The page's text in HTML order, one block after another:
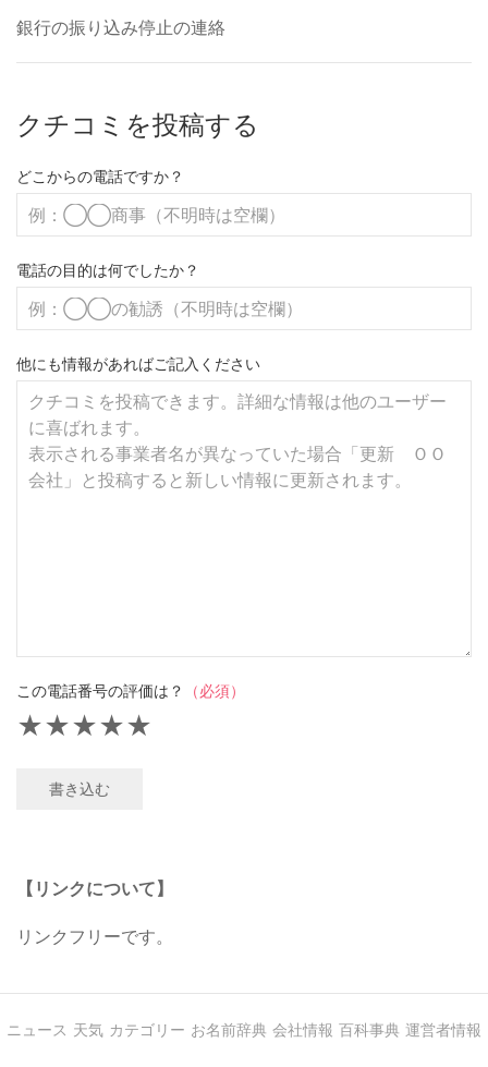
銀行の振り込み停止の連絡
クチコミを投稿する
どこからの電話ですか？
電話の目的は何でしたか？
他にも情報があればご記入ください
この電話番号の評価は？ （必須）
★
★
★
★
★
書き込む
【リンクについて】
リンクフリーです。
ニュース 天気 カテゴリー お名前辞典 会社情報 百科事典 運営者情報